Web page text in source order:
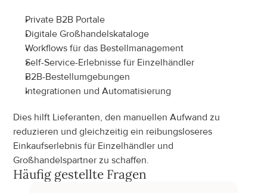
Private B2B Portale
Digitale Großhandelskataloge
Workflows für das Bestellmanagement
Self-Service-Erlebnisse für Einzelhändler
B2B-Bestellumgebungen
Integrationen und Automatisierung
Dies hilft Lieferanten, den manuellen Aufwand zu
reduzieren und gleichzeitig ein reibungsloseres
Einkaufserlebnis für Einzelhändler und
Großhandelspartner zu schaffen.
Häufig gestellte Fragen